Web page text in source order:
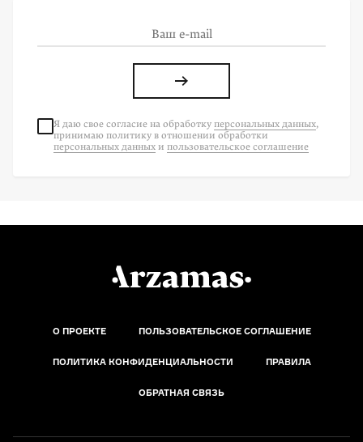
Я даю свое согласие на обработку персональных данных,
принимаю политику в отношении обработки
персональных данных и пользовательское соглашение
О ПРОЕКТЕ ПОЛЬЗОВАТЕЛЬСКОЕ СОГЛАШЕНИЕ
ПОЛИТИКА КОНФИДЕНЦИАЛЬНОСТИ ПРАВИЛА
ОБРАТНАЯ СВЯЗЬ